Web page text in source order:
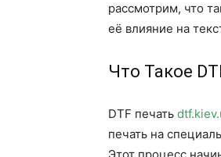
рассмотрим, что
её влияние на
Что Такое
DTF печать
печать на